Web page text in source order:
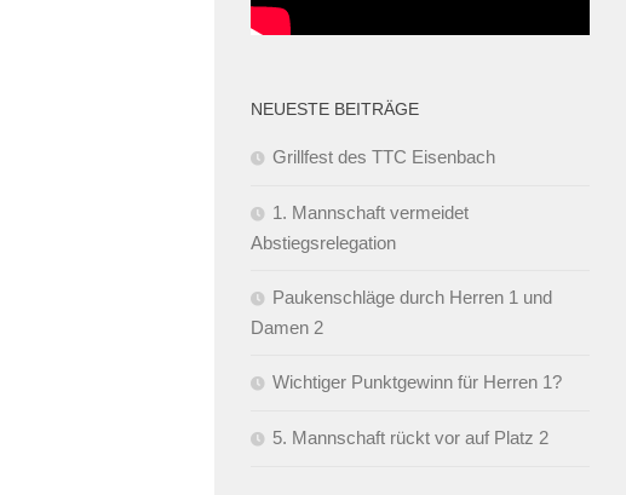
NEUESTE BEITRÄGE
Grillfest des TTC Eisenbach
1. Mannschaft vermeidet
Abstiegsrelegation
Paukenschläge durch Herren 1 und
Damen 2
Wichtiger Punktgewinn für Herren 1?
5. Mannschaft rückt vor auf Platz 2